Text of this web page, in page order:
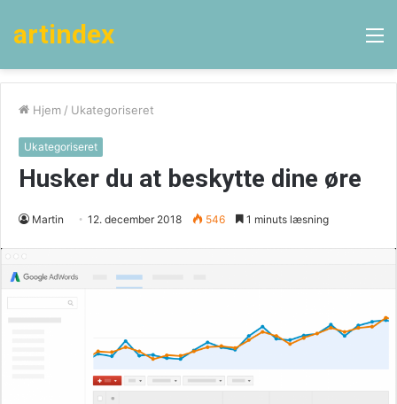
artindex
Hjem / Ukategoriseret
Ukategoriseret
Husker du at beskytte dine øre
Martin 12. december 2018 546 1 minuts læsning